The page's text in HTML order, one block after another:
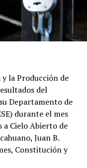
la Producción de
del
Departamento de
durante el mes
a Cielo Abierto de
Juan B.
Constitución y